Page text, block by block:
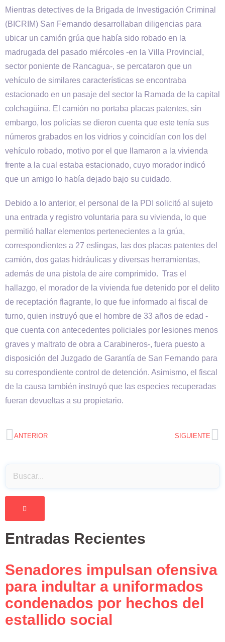
Mientras detectives de la Brigada de Investigación Criminal
(BICRIM) San Fernando desarrollaban diligencias para
ubicar un camión grúa que había sido robado en la
madrugada del pasado miércoles -en la Villa Provincial,
sector poniente de Rancagua-, se percataron que un
vehículo de similares características se encontraba
estacionado en un pasaje del sector la Ramada de la capital
colchagüina. El camión no portaba placas patentes, sin
embargo, los policías se dieron cuenta que este tenía sus
números grabados en los vidrios y coincidían con los del
vehículo robado, motivo por el que llamaron a la vivienda
frente a la cual estaba estacionado, cuyo morador indicó
que un amigo lo había dejado bajo su cuidado.
Debido a lo anterior, el personal de la PDI solicitó al sujeto
una entrada y registro voluntaria para su vivienda, lo que
permitió hallar elementos pertenecientes a la grúa,
correspondientes a 27 eslingas, las dos placas patentes del
camión, dos gatas hidráulicas y diversas herramientas,
además de una pistola de aire comprimido. Tras el
hallazgo, el morador de la vivienda fue detenido por el delito
de receptación flagrante, lo que fue informado al fiscal de
turno, quien instruyó que el hombre de 33 años de edad -
que cuenta con antecedentes policiales por lesiones menos
graves y maltrato de obra a Carabineros-, fuera puesto a
disposición del Juzgado de Garantía de San Fernando para
su correspondiente control de detención. Asimismo, el fiscal
de la causa también instruyó que las especies recuperadas
fueran devueltas a su propietario.
ANTERIOR SIGUIENTE
Entradas Recientes
Senadores impulsan ofensiva
para indultar a uniformados
condenados por hechos del
estallido social